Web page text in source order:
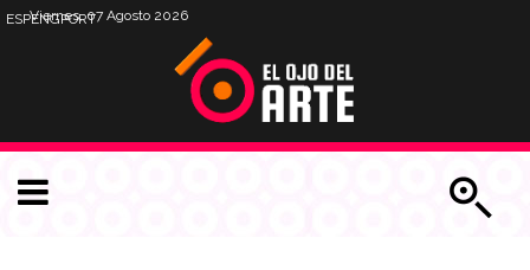
Viernes, 07 Agosto 2026
ESPENGPORT